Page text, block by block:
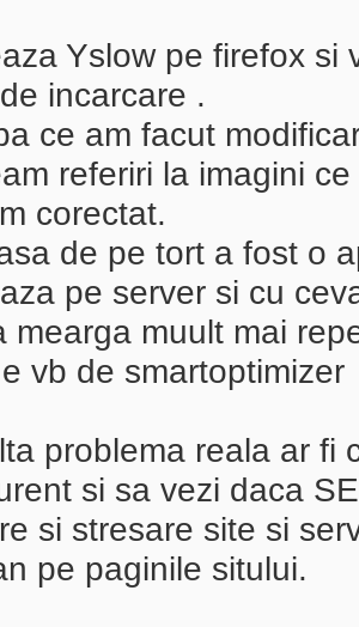
Yslow pe firefox si
incarcare .
ce am facut
referiri la imagini
corectat.
de pe tort a fost o
pe server si cu
mearga muult mai
vb de smartoptimizer
problema reala ar fi
si sa vezi daca
si stresare site si
pe paginile sitului.